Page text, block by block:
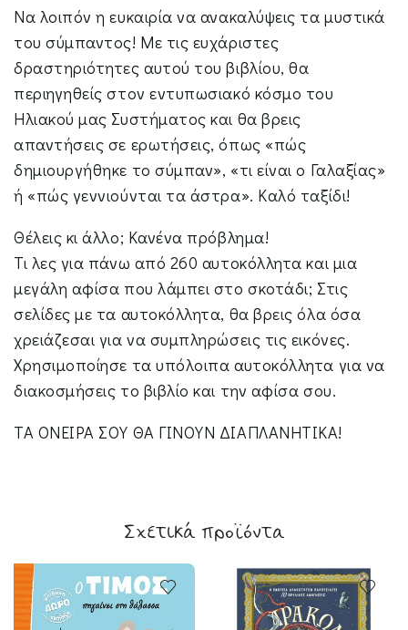
Να λοιπόν η ευκαιρία να ανακαλύψεις τα μυστικά
του σύμπαντος! Με τις ευχάριστες
δραστηριότητες αυτού του βιβλίου, θα
περιηγηθείς στον εντυπωσιακό κόσμο του
Ηλιακού μας Συστήματος και θα βρεις
απαντήσεις σε ερωτήσεις, όπως «πώς
δημιουργήθηκε το σύμπαν», «τι είναι ο Γαλαξίας»
ή «πώς γεννιούνται τα άστρα». Καλό ταξίδι!
Θέλεις κι άλλο; Κανένα πρόβλημα!
Τι λες για πάνω από 260 αυτοκόλλητα και μια
μεγάλη αφίσα που λάμπει στο σκοτάδι; Στις
σελίδες με τα αυτοκόλλητα, θα βρεις όλα όσα
χρειάζεσαι για να συμπληρώσεις τις εικόνες.
Χρησιμοποίησε τα υπόλοιπα αυτοκόλλητα για να
διακοσμήσεις το βιβλίο και την αφίσα σου.
ΤΑ ΟΝΕΙΡΑ ΣΟΥ ΘΑ ΓΙΝΟΥΝ ΔΙΑΠΛΑΝΗΤΙΚΑ!
Σχετικά προϊόντα